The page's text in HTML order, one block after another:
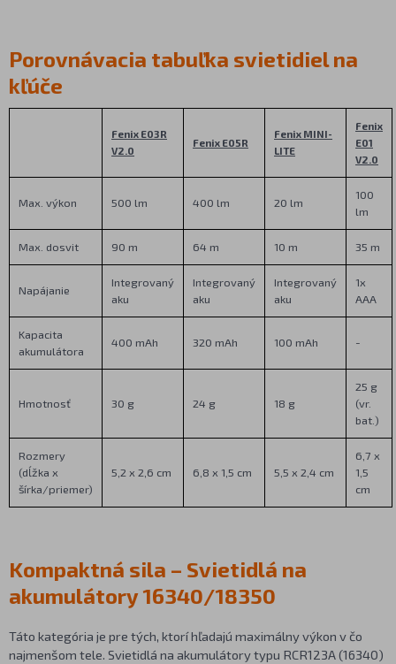
Porovnávacia tabuľka svietidiel na
kľúče
Fenix E03R
V2.0
Fenix E05R
Fenix MINI-
LITE
Fenix
E01
V2.0
Max. výkon 500 lm 400 lm 20 lm
100
lm
Max. dosvit 90 m 64 m 10 m 35 m
Napájanie
Integrovaný
aku
Integrovaný
aku
Integrovaný
aku
1x
AAA
Kapacita
akumulátora
400 mAh 320 mAh 100 mAh -
Hmotnosť 30 g 24 g 18 g
25 g
(vr.
bat.)
Rozmery
(dĺžka x
šírka/priemer)
5,2 x 2,6 cm 6,8 x 1,5 cm 5,5 x 2,4 cm
6,7 x
1,5
cm
Kompaktná sila – Svietidlá na
akumulátory 16340/18350
Táto kategória je pre tých, ktorí hľadajú maximálny výkon v čo
najmenšom tele. Svietidlá na akumulátory typu RCR123A (16340)